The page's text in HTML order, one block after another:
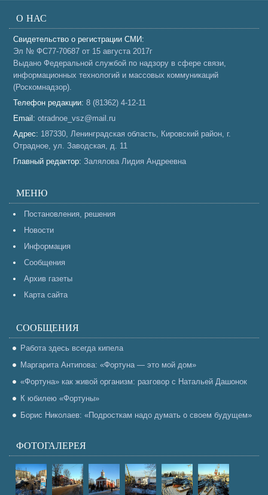
О НАС
Свидетельство о регистрации СМИ:
Эл № ФС77-70687 от 15 августа 2017г
Выдано Федеральной службой по надзору в сфере связи,
информационных технологий и массовых коммуникаций
(Роскомнадзор).
Телефон редакции: 8 (81362) 4-12-11
Email: otradnoe_vsz@mail.ru
Адрес: 187330, Ленинградская область, Кировский район, г.
Отрадное, ул. Заводская, д. 11
Главный редактор: Залялова Лидия Андреевна
МЕНЮ
Постановления, решения
Новости
Информация
Сообщения
Архив газеты
Карта сайта
СООБЩЕНИЯ
Работа здесь всегда кипела
Маргарита Антипова: «Фортуна — это мой дом»
«Фортуна» как живой организм: разговор с Натальей Дашонок
К юбилею «Фортуны»
Борис Николаев: «Подросткам надо думать о своем будущем»
ФОТОГАЛЕРЕЯ